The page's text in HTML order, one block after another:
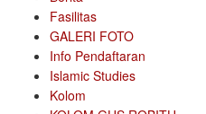
Fasilitas
GALERI FOTO
Info Pendaftaran
Islamic Studies
Kolom